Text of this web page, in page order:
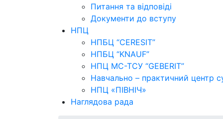
Питання та відповіді
Документи до вступу
НПЦ
НПБЦ “CERESIT”
НПБЦ “KNAUF”
НПЦ МС-ТСУ “GEBERIT”
Навчально – практичний центр
НПЦ «ПІВНІЧ»
Наглядова рада